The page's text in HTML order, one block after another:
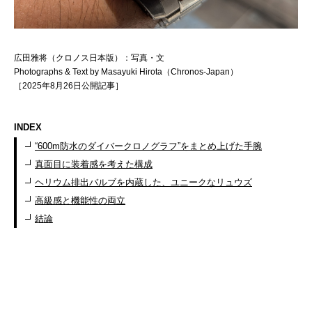
広田雅将（クロノス日本版）：写真・文
Photographs & Text by Masayuki Hirota（Chronos-Japan）
［2025年8月26日公開記事］
INDEX
“600m防水のダイバークロノグラフ”をまとめ上げた手腕
真面目に装着感を考えた構成
ヘリウム排出バルブを内蔵した、ユニークなリュウズ
高級感と機能性の両立
結論